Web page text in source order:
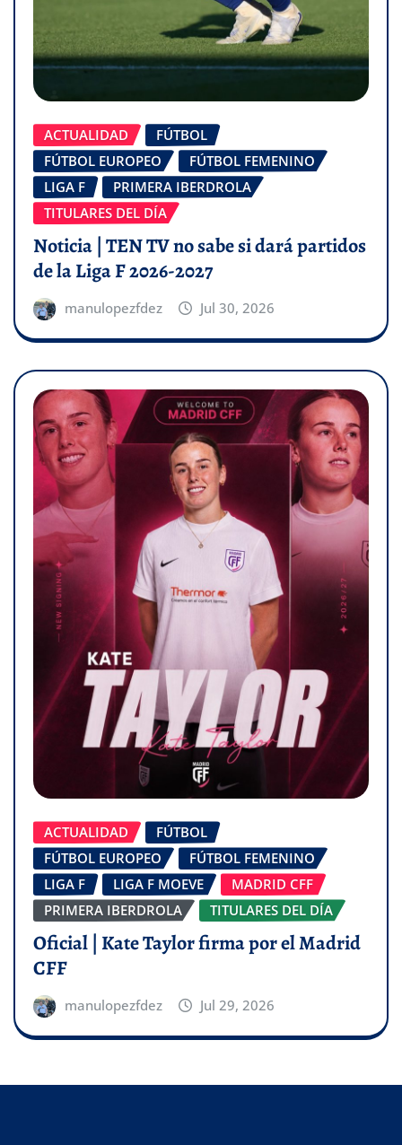
ACTUALIDAD
FÚTBOL
FÚTBOL EUROPEO
FÚTBOL FEMENINO
LIGA F
PRIMERA IBERDROLA
TITULARES DEL DÍA
Noticia | TEN TV no sabe si dará partidos
de la Liga F 2026-2027
manulopezfdez Jul 30, 2026
ACTUALIDAD
FÚTBOL
FÚTBOL EUROPEO
FÚTBOL FEMENINO
LIGA F
LIGA F MOEVE
MADRID CFF
PRIMERA IBERDROLA
TITULARES DEL DÍA
Oficial | Kate Taylor firma por el Madrid
CFF
manulopezfdez Jul 29, 2026